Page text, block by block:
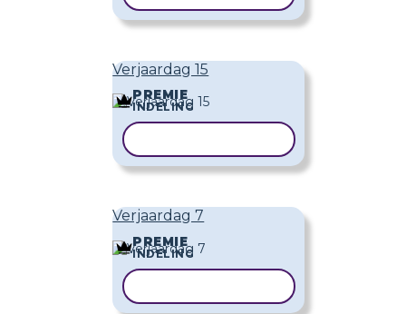
Verjaardag 15
PREMIE
INDELING
Verjaardag 7
PREMIE
INDELING